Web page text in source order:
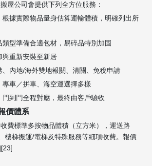
屋公司會提供下列全方位服務：
據實際物品量身估算運輸體積，明確列出所
型準備合適包材，易碎品特別加固
重新安裝至新居
內地/海外雙地報關、清關、免稅申請
車／拼車、海空運選擇多樣
到門全程對應，最終由客戶驗收
價體系
費標準多按物品體積（立方米），運送路
樓梯搬運/電梯及特殊服務等細項收費。報價